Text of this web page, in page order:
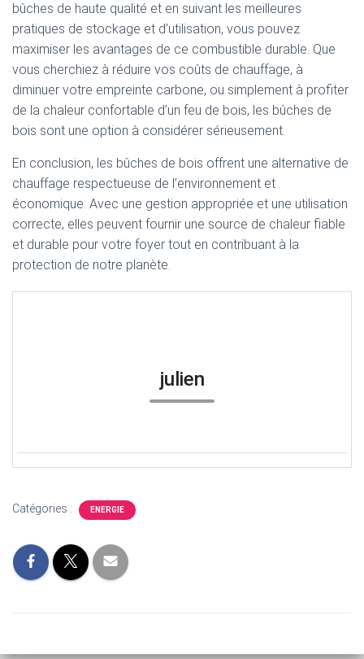
bûches de haute qualité et en suivant les meilleures
pratiques de stockage et d’utilisation, vous pouvez
maximiser les avantages de ce combustible durable. Que
vous cherchiez à réduire vos coûts de chauffage, à
diminuer votre empreinte carbone, ou simplement à profiter
de la chaleur confortable d’un feu de bois, les bûches de
bois sont une option à considérer sérieusement.
En conclusion, les bûches de bois offrent une alternative de
chauffage respectueuse de l’environnement et
économique. Avec une gestion appropriée et une utilisation
correcte, elles peuvent fournir une source de chaleur fiable
et durable pour votre foyer tout en contribuant à la
protection de notre planète.
julien
Catégories : ENERGIE